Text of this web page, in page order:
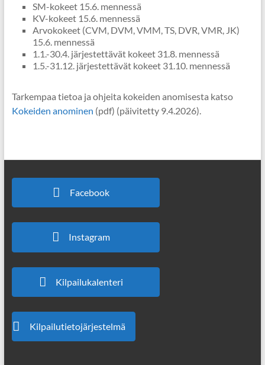
SM-kokeet 15.6. mennessä
KV-kokeet 15.6. mennessä
Arvokokeet (CVM, DVM, VMM, TS, DVR, VMR, JK)
15.6. mennessä
1.1.-30.4. järjestettävät kokeet 31.8. mennessä
1.5.-31.12. järjestettävät kokeet 31.10. mennessä
Tarkempaa tietoa ja ohjeita kokeiden anomisesta katso
Kokeiden anominen (pdf) (päivitetty 9.4.2026).
Facebook
Instagram
Kilpailukalenteri
Kilpailutietojärjestelmä